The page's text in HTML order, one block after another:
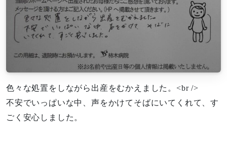
色々な処置をしながら出産をむかえました。<br />
不安でいっぱいな中、声をかけてそばにいてくれて、す
ごく安心しました。